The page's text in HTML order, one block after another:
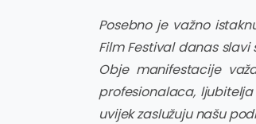
Posebno je važno
Film Festival danas
Obje manifestacije
profesionalaca,
uvijek zaslužuju našu